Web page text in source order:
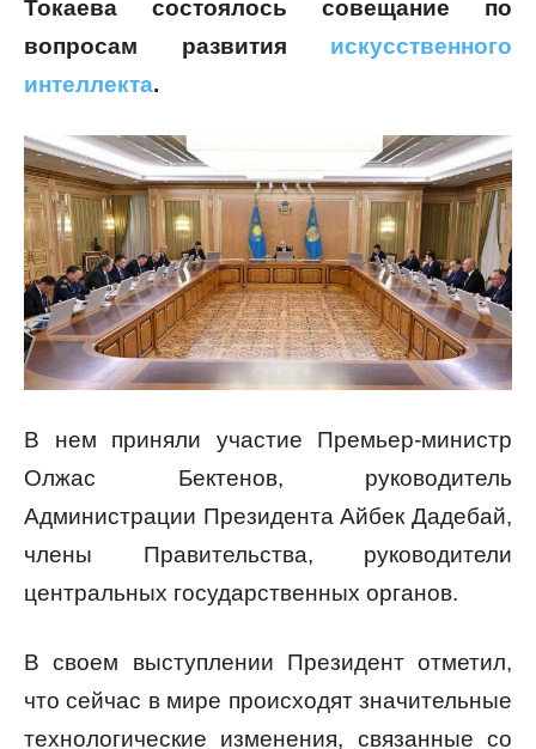
Токаева состоялось совещание по
вопросам развития искусственного
интеллекта.
В нем приняли участие Премьер-министр
Олжас Бектенов, руководитель
Администрации Президента Айбек Дадебай,
члены Правительства, руководители
центральных государственных органов.
В своем выступлении Президент отметил,
что сейчас в мире происходят значительные
технологические изменения, связанные со